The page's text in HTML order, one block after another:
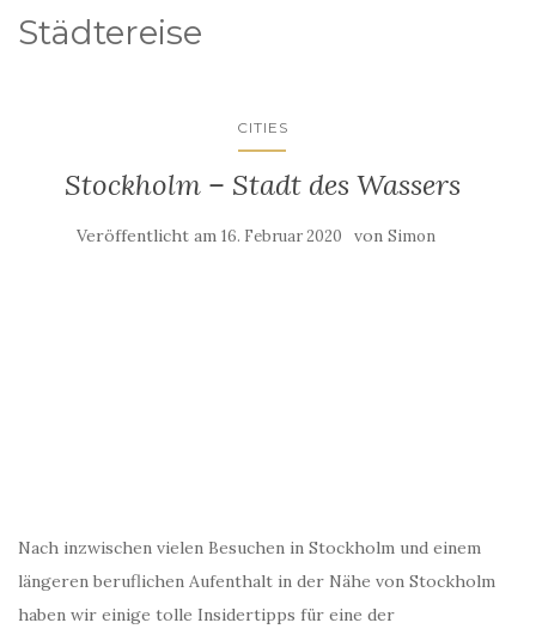
Städtereise
CITIES
Stockholm – Stadt des Wassers
Veröffentlicht am 16. Februar 2020 von Simon
Nach inzwischen vielen Besuchen in Stockholm und einem
längeren beruflichen Aufenthalt in der Nähe von Stockholm
haben wir einige tolle Insidertipps für eine der